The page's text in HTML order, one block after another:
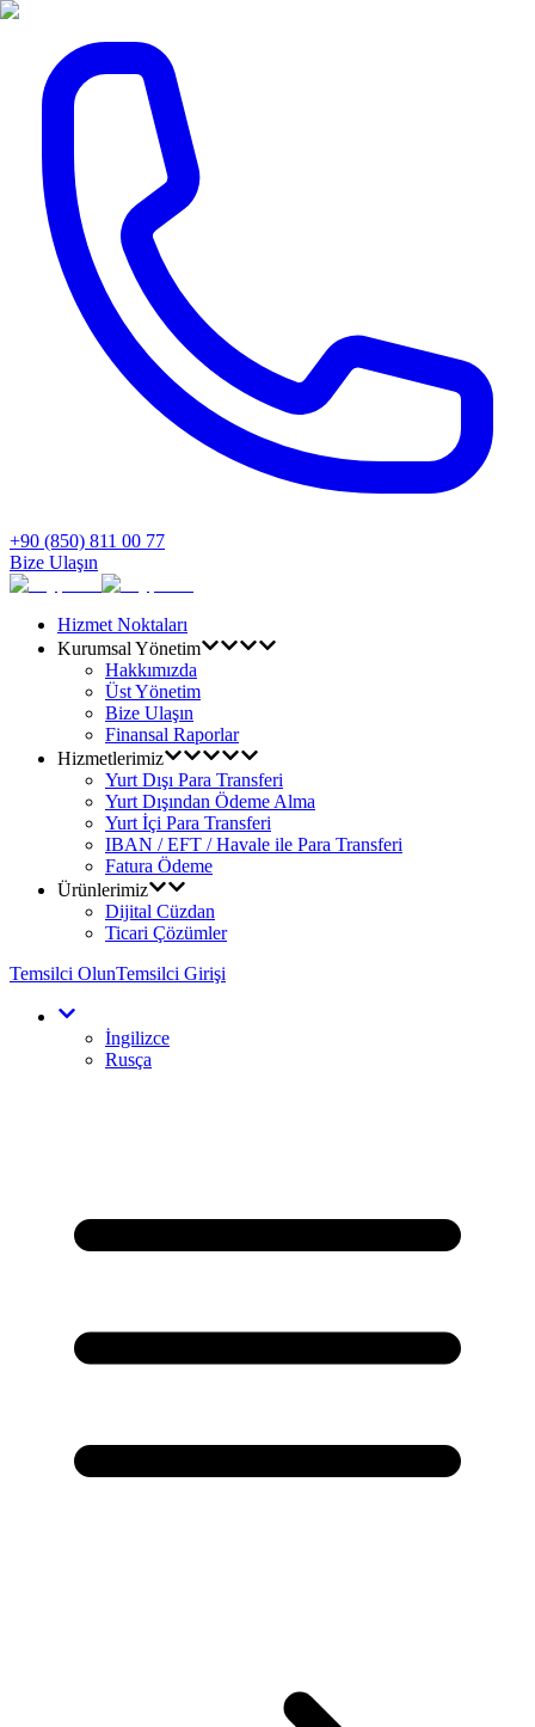
+90 (850) 811 00 77
Bize Ulaşın
Hizmet Noktaları
Kurumsal Yönetim
Hakkımızda
Üst Yönetim
Bize Ulaşın
Finansal Raporlar
Hizmetlerimiz
Yurt Dışı Para Transferi
Yurt Dışından Ödeme Alma
Yurt İçi Para Transferi
IBAN / EFT / Havale ile Para Transferi
Fatura Ödeme
Ürünlerimiz
Dijital Cüzdan
Ticari Çözümler
Temsilci OlunTemsilci Girişi
İngilizce
Rusça